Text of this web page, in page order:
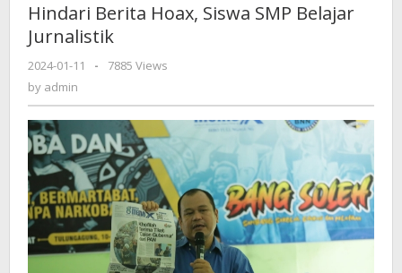
Siswa
Hindari Berita Hoax, Siswa SMP Belajar
Jurnalistik
2024-01-11
by
-
7885 Views
by admin